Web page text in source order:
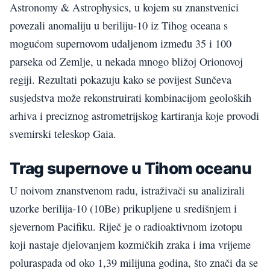
Astronomy & Astrophysics, u kojem su znanstvenici
povezali anomaliju u beriliju-10 iz Tihog oceana s
mogućom supernovom udaljenom između 35 i 100
parseka od Zemlje, u nekada mnogo bližoj Orionovoj
regiji. Rezultati pokazuju kako se povijest Sunčeva
susjedstva može rekonstruirati kombinacijom geoloških
arhiva i preciznog astrometrijskog kartiranja koje provodi
svemirski teleskop Gaia.
Trag supernove u Tihom oceanu
U noivom znanstvenom radu, istraživači su analizirali
uzorke berilija-10 (10Be) prikupljene u središnjem i
sjevernom Pacifiku. Riječ je o radioaktivnom izotopu
koji nastaje djelovanjem kozmičkih zraka i ima vrijeme
poluraspada od oko 1,39 milijuna godina, što znači da se